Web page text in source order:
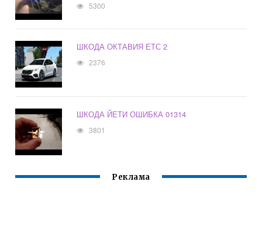
5300
ШКОДА ОКТАВИЯ ЕТС 2
2376
ШКОДА ЙЕТИ ОШИБКА 01314
3801
Реклама